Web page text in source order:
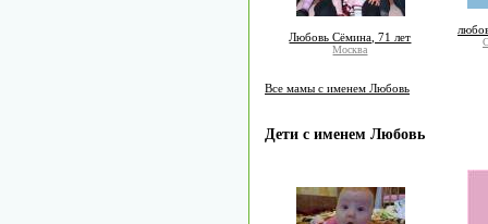
Любовь Сёмина, 71 лет
Москва
Все мамы с именем Любовь
Дети с именем Любовь